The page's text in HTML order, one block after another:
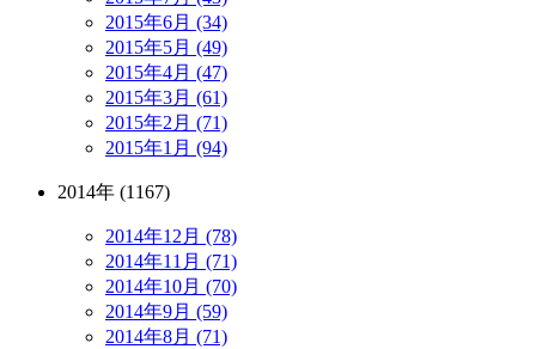
2015年6月 (34)
2015年5月 (49)
2015年4月 (47)
2015年3月 (61)
2015年2月 (71)
2015年1月 (94)
2014年 (1167)
2014年12月 (78)
2014年11月 (71)
2014年10月 (70)
2014年9月 (59)
2014年8月 (71)